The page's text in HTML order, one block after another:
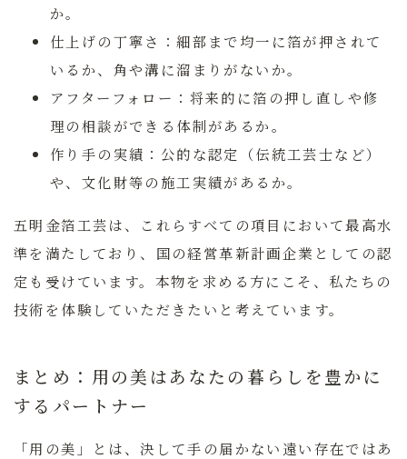
か。
仕上げの丁寧さ：細部まで均一に箔が押されて
いるか、角や溝に溜まりがないか。
アフターフォロー： 将来的に箔の押し直しや修
理の相談ができる体制があるか。
作り手の実績： 公的な認定（伝統工芸士など）
や、文化財等の施工実績があるか。
五明金箔工芸は、これらすべての項目において最高水
準を満たしており、国の経営革新計画企業としての認
定も受けています。本物を求める方にこそ、私たちの
技術を体験していただきたいと考えています。
まとめ：用の美はあなたの暮らしを豊かに
するパートナー
「用の美」とは、決して手の届かない遠い存在ではあ